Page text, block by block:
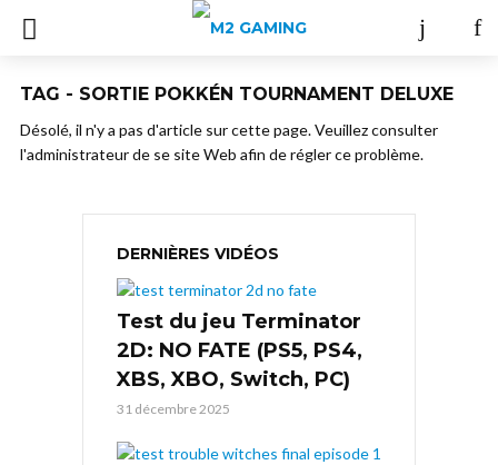
TAG - SORTIE POKKÉN TOURNAMENT DELUXE
Désolé, il n'y a pas d'article sur cette page. Veuillez consulter
l'administrateur de se site Web afin de régler ce problème.
DERNIÈRES VIDÉOS
Test du jeu Terminator
2D: NO FATE (PS5, PS4,
XBS, XBO, Switch, PC)
31 décembre 2025